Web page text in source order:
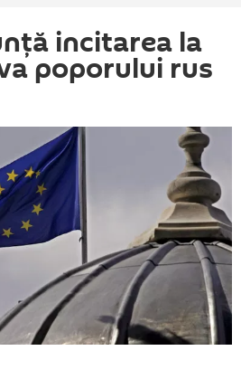
incitarea la
poporului rus